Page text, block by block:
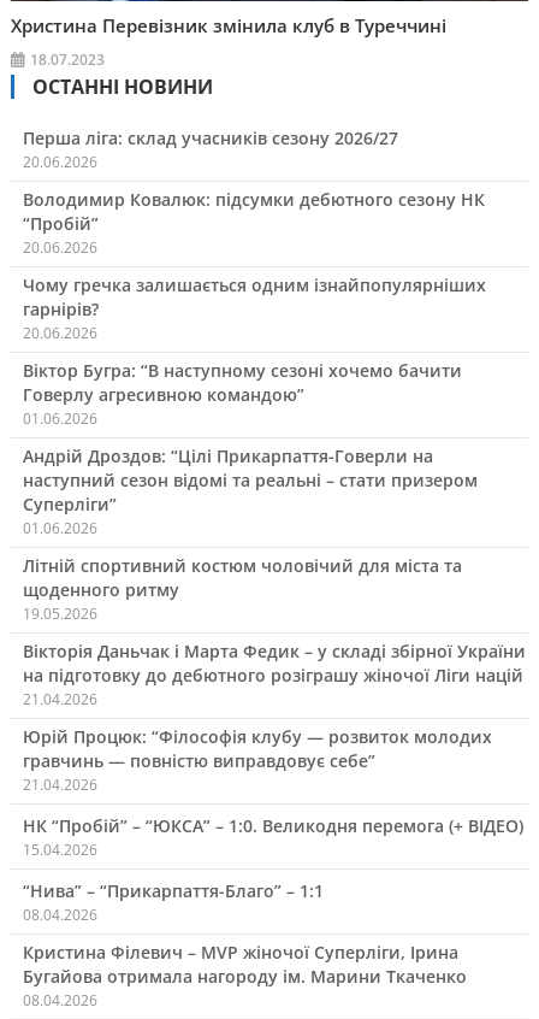
Христина Перевізник змінила клуб в Туреччині
18.07.2023
ОСТАННІ НОВИНИ
Перша ліга: склад учасників сезону 2026/27
20.06.2026
Володимир Ковалюк: підсумки дебютного сезону НК
“Пробій”
20.06.2026
Чому гречка залишається одним ізнайпопулярніших
гарнірів?
20.06.2026
Віктор Бугра: “В наступному сезоні хочемо бачити
Говерлу агресивною командою”
01.06.2026
Андрій Дроздов: “Цілі Прикарпаття-Говерли на
наступний сезон відомі та реальні – стати призером
Суперліги”
01.06.2026
Літній спортивний костюм чоловічий для міста та
щоденного ритму
19.05.2026
Вікторія Даньчак і Марта Федик – у складі збірної України
на підготовку до дебютного розіграшу жіночої Ліги націй
21.04.2026
Юрій Процюк: “Філософія клубу — розвиток молодих
гравчинь — повністю виправдовує себе”
21.04.2026
НК “Пробій” – “ЮКСА” – 1:0. Великодня перемога (+ ВІДЕО)
15.04.2026
“Нива” – “Прикарпаття-Благо” – 1:1
08.04.2026
Кристина Філевич – MVP жіночої Суперліги, Ірина
Бугайова отримала нагороду ім. Марини Ткаченко
08.04.2026